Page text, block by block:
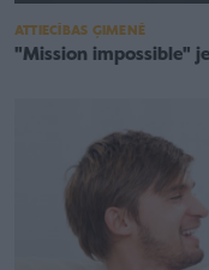
ATTIECĪBAS ĢIMENĒ
"Mission impossible"